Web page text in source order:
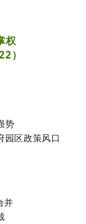
权
）
势
园区政策风口
并